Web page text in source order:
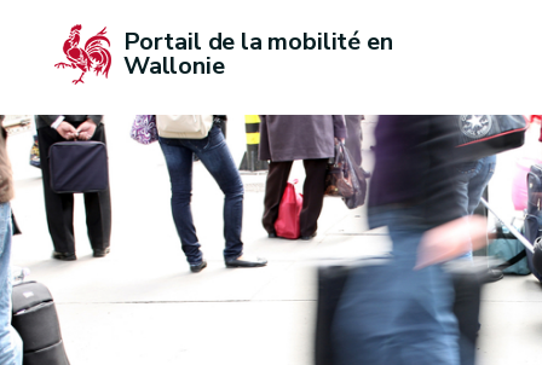
Portail de la mobilité en
Wallonie